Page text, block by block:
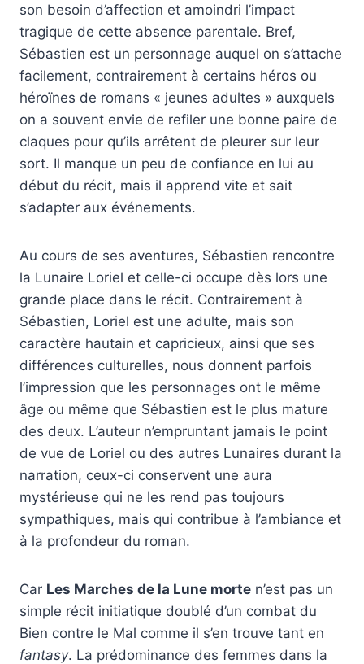
son besoin d’affection et amoindri l’impact
tragique de cette absence parentale. Bref,
Sébastien est un personnage auquel on s’attache
facilement, contrairement à certains héros ou
héroïnes de romans « jeunes adultes » auxquels
on a souvent envie de refiler une bonne paire de
claques pour qu’ils arrêtent de pleurer sur leur
sort. Il manque un peu de confiance en lui au
début du récit, mais il apprend vite et sait
s’adapter aux événements.
Au cours de ses aventures, Sébastien rencontre
la Lunaire Loriel et celle-ci occupe dès lors une
grande place dans le récit. Contrairement à
Sébastien, Loriel est une adulte, mais son
caractère hautain et capricieux, ainsi que ses
différences culturelles, nous donnent parfois
l’impression que les personnages ont le même
âge ou même que Sébastien est le plus mature
des deux. L’auteur n’empruntant jamais le point
de vue de Loriel ou des autres Lunaires durant la
narration, ceux-ci conservent une aura
mystérieuse qui ne les rend pas toujours
sympathiques, mais qui contribue à l’ambiance et
à la profondeur du roman.
Car Les Marches de la Lune morte n’est pas un
simple récit initiatique doublé d’un combat du
Bien contre le Mal comme il s’en trouve tant en
fantasy. La prédominance des femmes dans la